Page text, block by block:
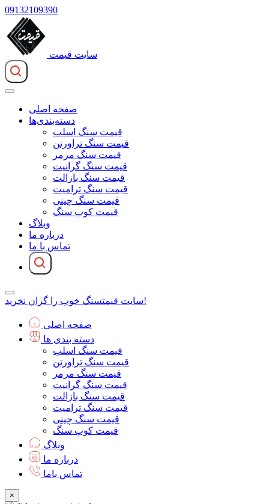
09132109390
سایت قیمت
صفحه اصلی
دسته‌بندی‌ها
قیمت سنگ اسلب
قیمت سنگ تراورتن
قیمت سنگ مرمر
قیمت سنگ گرانیت
قیمت سنگ بازالت
قیمت سنگ ترامیت
قیمت سنگ چینی
قیمت کوپ سنگ
وبلاگ
درباره ما
تماس با ما
سایت قیمتسنگ خوب را گران نخرید!
صفحه اصلی
دسته بندی ها
قیمت سنگ اسلب
قیمت سنگ تراورتن
قیمت سنگ مرمر
قیمت سنگ گرانیت
قیمت سنگ بازالت
قیمت سنگ ترامیت
قیمت سنگ چینی
قیمت کوپ سنگ
وبلاگ
درباره ما
تماس باما
×